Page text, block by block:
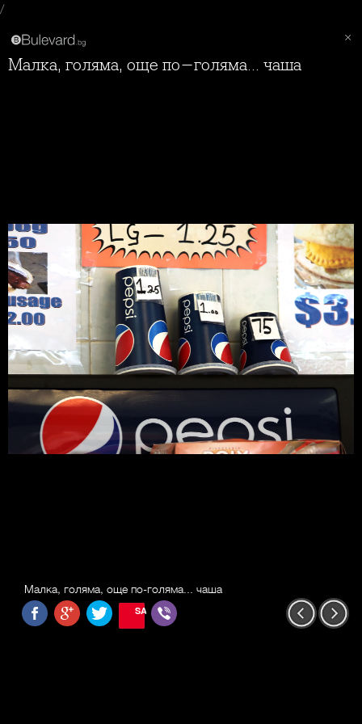
/
Малка, голяма, още по-голяма... чаша
Малка, голяма, още по-голяма... чаша
SAVE